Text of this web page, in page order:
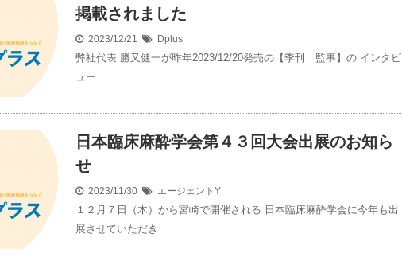
掲載されました
2023/12/21 Dplus
弊社代表 勝又健一が昨年2023/12/20発売の【季刊 監事】の インタビ
ュー …
日本臨床麻酔学会第４３回大会出展のお知ら
せ
2023/11/30 エージェントY
１２月７日（木）から宮崎で開催される 日本臨床麻酔学会に今年も出
展させていただき …